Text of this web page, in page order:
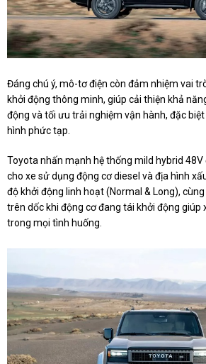
Đáng chú ý, mô-tơ điện còn đảm nhiệm vai
khởi động thông minh, giúp cải thiện khả
động và tối ưu trải nghiệm vận hành, đặc
hình phức tạp.
Toyota nhấn mạnh hệ thống mild hybrid
cho xe sử dụng động cơ diesel và địa hình
độ khởi động linh hoạt (Normal & Long),
trên dốc khi động cơ đang tái khởi động giúp
trong mọi tình huống.